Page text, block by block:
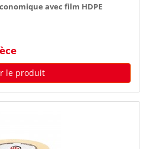
avec film HDPE
le produit